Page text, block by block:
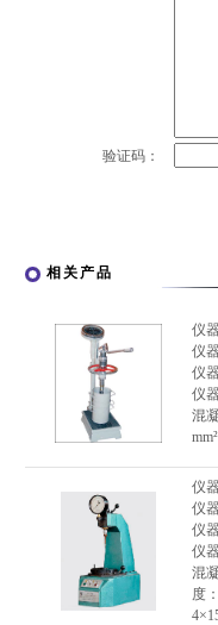
验证码：
相关产品
仪
仪
仪
仪
混
仪
仪
仪
仪
混
度